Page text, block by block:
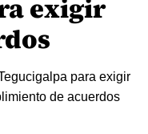
exigir
para exigir
de acuerdos